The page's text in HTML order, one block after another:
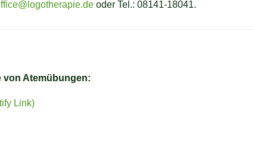
oder Tel.: 08141-18041.
von Atemübungen:
Link)